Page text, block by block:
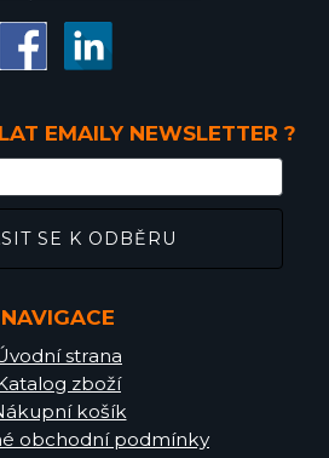
EMAILY NEWSLETTER ?
NAVIGACE
strana
zboží
košík
obchodní podmínky